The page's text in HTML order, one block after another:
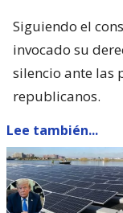
Siguiendo el
invocado su
silencio ante las
republicanos.
Lee también...